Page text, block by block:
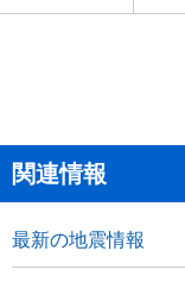
関連情報
最新の地震情報